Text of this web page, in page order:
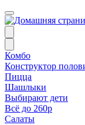
Комбо
Конструктор
Пицца
Шашлыки
Выбирают дети
Всё до 260р
Салаты